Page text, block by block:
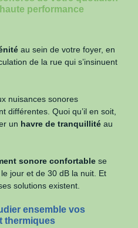
performance
au sein de votre foyer, en
de la rue qui s’insinuent
nuisances sonores
différentes. Quoi qu’il en soit,
un havre de tranquillité au
sonore confortable se
jour et de 30 dB la nuit. Et
solutions existent.
ensemble vos
thermiques